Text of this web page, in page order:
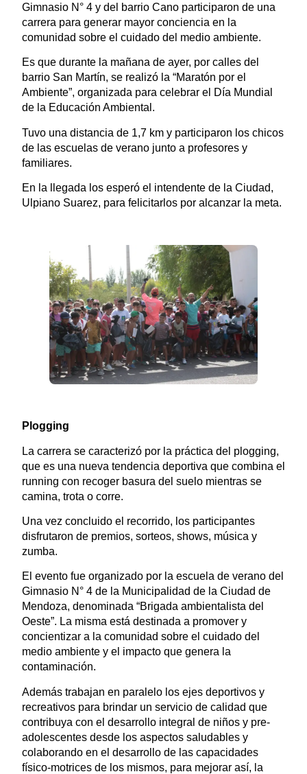
Gimnasio N° 4 y del barrio Cano participaron de una
carrera para generar mayor conciencia en la
comunidad sobre el cuidado del medio ambiente.
Es que durante la mañana de ayer, por calles del
barrio San Martín, se realizó la “Maratón por el
Ambiente”, organizada para celebrar el Día Mundial
de la Educación Ambiental.
Tuvo una distancia de 1,7 km y participaron los chicos
de las escuelas de verano junto a profesores y
familiares.
En la llegada los esperó el intendente de la Ciudad,
Ulpiano Suarez, para felicitarlos por alcanzar la meta.
Plogging
La carrera se caracterizó por la práctica del plogging,
que es una nueva tendencia deportiva que combina el
running con recoger basura del suelo mientras se
camina, trota o corre.
Una vez concluido el recorrido, los participantes
disfrutaron de premios, sorteos, shows, música y
zumba.
El evento fue organizado por la escuela de verano del
Gimnasio N° 4 de la Municipalidad de la Ciudad de
Mendoza, denominada “Brigada ambientalista del
Oeste”. La misma está destinada a promover y
concientizar a la comunidad sobre el cuidado del
medio ambiente y el impacto que genera la
contaminación.
Además trabajan en paralelo los ejes deportivos y
recreativos para brindar un servicio de calidad que
contribuya con el desarrollo integral de niños y pre-
adolescentes desde los aspectos saludables y
colaborando en el desarrollo de las capacidades
físico-motrices de los mismos, para mejorar así, la